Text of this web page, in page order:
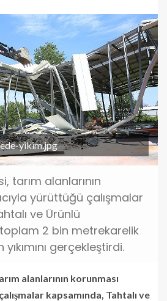
yikim.jpg
tarım alanlarının
yürüttüğü çalışmalar
ve Ürünlü
2 bin metrekarelik
gerçekleştirdi.
alanlarının korunması
kapsamında, Tahtalı ve